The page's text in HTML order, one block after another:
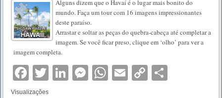
Alguns dizem que o Havaí é o lugar mais bonito do
mundo. Faça um tour com 16 imagens impressionantes
deste paraíso.
Arrastar e soltar as peças do quebra-cabeça até completar a
imagem. Se você ficar preso, clique em ‘olho’ para ver a
imagem completa.
Facebook
TwitterLinkedIn
Messenger
WhatsApp
EmailCopy
Visualizações